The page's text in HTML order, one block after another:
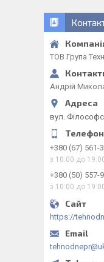
ТОВ Група
Андрій
вул.
+380 (67) 561-
з 10:00 до
+380 (50) 557-
з 10:00 до
https://